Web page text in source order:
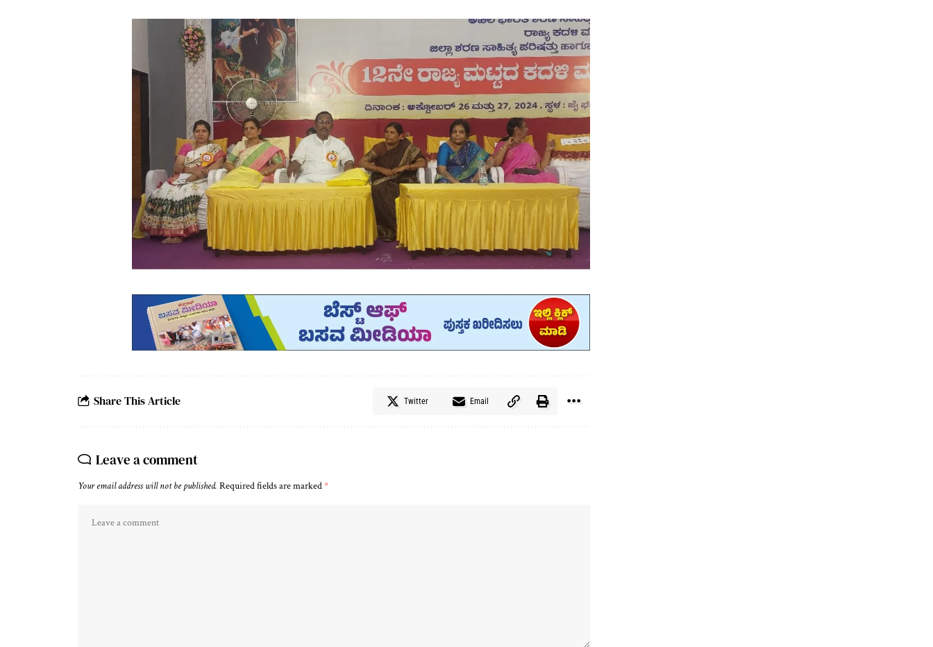
Share This Article Twitter Email
Leave a comment
Your email address will not be published. Required fields are marked*